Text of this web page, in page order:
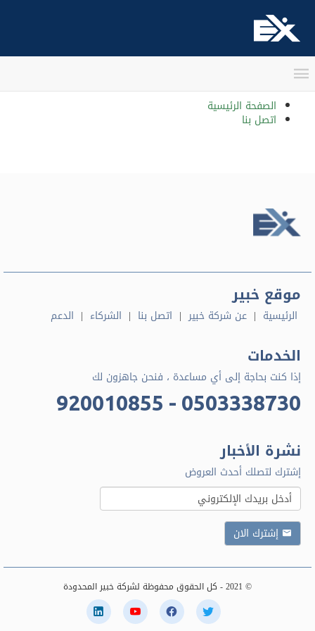
403: محجوب:
الصفحة الرئيسية
اتصل بنا
موقع خبير
الرئيسية عن شركة خبير اتصل بنا الشركاء الدعم
الخدمات
إذا كنت بحاجة إلى أي مساعدة ، فنحن جاهزون لك
920010855 - 0503338730
نشرة الأخبار
إشترك لتصلك أحدث العروض
إشترك الان
© 2021 - كل الحقوق محفوظة لشركة خبير المحدودة